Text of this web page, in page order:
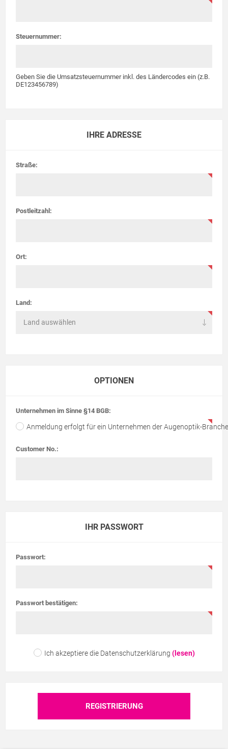
Steuernummer:
Geben Sie die Umsatzsteuernummer inkl. des Ländercodes ein (z.B.
DE123456789)
IHRE ADRESSE
Straße:
Postleitzahl:
Ort:
Land:
OPTIONEN
Unternehmen im Sinne §14 BGB:
Anmeldung erfolgt für ein Unternehmen der Augenoptik-Branche
Customer No.:
IHR PASSWORT
Passwort:
Passwort bestätigen:
Ich akzeptiere die Datenschutzerklärung (lesen)